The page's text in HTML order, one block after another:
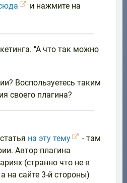
и нажмите на
"А что так можно
Воспользуетесь таким
своего плагина?
на эту тему
- там
Автор плагина
(странно что не в
на сайте 3-й стороны)